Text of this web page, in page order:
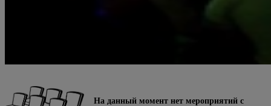
На данный момент нет мероприятий с